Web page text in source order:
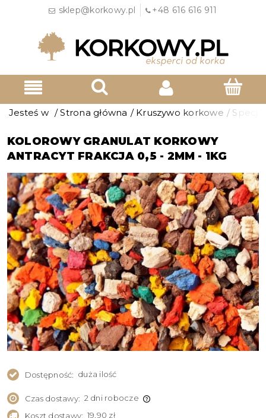
sklep@korkowy.pl +48 616 616 911
Jesteś w / Strona główna / Kruszywo korkowe /
KOLOROWY GRANULAT KORKOWY
ANTRACYT FRAKCJA 0,5 - 2MM - 1KG
Dostępność: duża ilość
Czas dostawy: 2 dni robocze
Koszt dostawy: 19,90 zł